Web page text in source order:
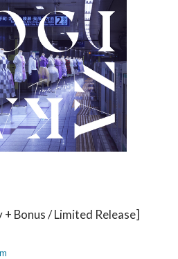
Bonus / Limited Release]